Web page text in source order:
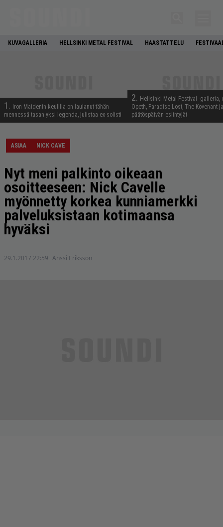
KUVAGALLERIA HELLSINKI METAL FESTIVAL HAASTATTELU
1.
Iron Maidenin keulilla on laulanut tähän
mennessä tasan yksi legenda, julistaa ex-solisti
2. Hellsinki Metal Festival -galleria,
Opeth, Paradise Lost, The Kovenant
päätöspäivän esiintyjät
ASIAA NICK CAVE
Nyt meni palkinto oikeaan
osoitteeseen: Nick Cavelle
myönnetty korkea kunniamerkki
palveluksistaan kotimaansa
hyväksi
29.1.2017 22:59 Anssi Eriksson